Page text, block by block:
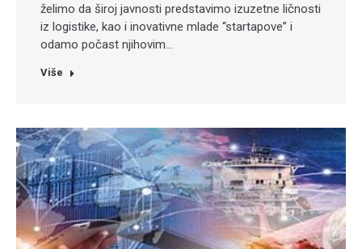
želimo da široj javnosti predstavimo izuzetne ličnosti
iz logistike, kao i inovativne mlade “startapove” i
odamo počast njihovim…
Više